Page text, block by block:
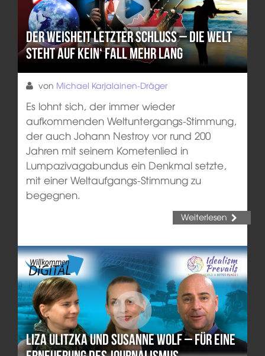
Der Weisheit letzter Schluss – Die Welt
steht auf kein‘ Fall mehr lang
von Michael Karjalainen-Dräger
Es lohnt sich, der immer wieder
aufkommenden Weltuntergangs-Stimmung,
der auch Johann Nestroy vor rund 200
Jahren mit seinem Kometenlied in
Lumpazivagabundus ein Denkmal setzte,
mit einer Weltaufgangs-Stimmung zu
begegnen.
Weiterlesen
Liza Ulitzka und Susanne Wolf – Für eine